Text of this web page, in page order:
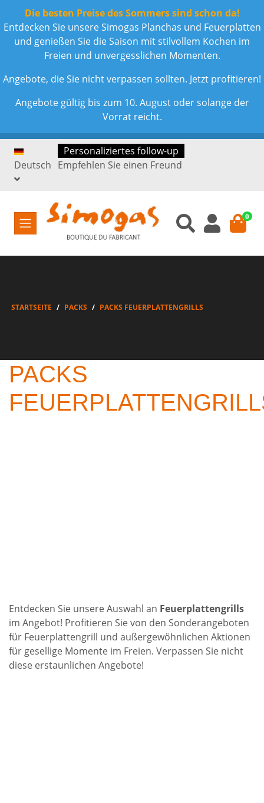
Die besten Preise des Sommers sind schon da!
Entdecken Sie unsere Simogas Planchas und Feuerplatten
und genießen Sie die Saison mit stilvollem Kochen im
Freien und unvergesslichen Momenten.
Angebote, die Sie nicht verpassen sollten. Jetzt profitieren!
Angebote gültig bis zum 10. August oder solange der
Vorrat reicht.
Deutsch
Personaliziertes follow-up
Empfehlen Sie einen Freund
0
STARTSEITE PACKS PACKS FEUERPLATTENGRILLS
PACKS
Entdecken Sie unsere Auswahl an Feuerplattengrills
im Angebot! Profitieren Sie von den Sonderangeboten
für Feuerplattengrill und außergewöhnlichen Aktionen
für gesellige Momente im Freien. Verpassen Sie nicht
diese erstaunlichen Angebote!